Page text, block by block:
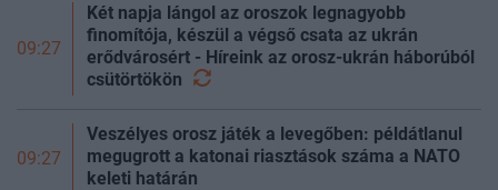
09:27
Két napja lángol az oroszok legnagyobb
finomítója, készül a végső csata az ukrán
erődvárosért - Híreink az orosz-ukrán háborúból
csütörtökön
09:27
Veszélyes orosz játék a levegőben: példátlanul
megugrott a katonai riasztások száma a NATO
keleti határán